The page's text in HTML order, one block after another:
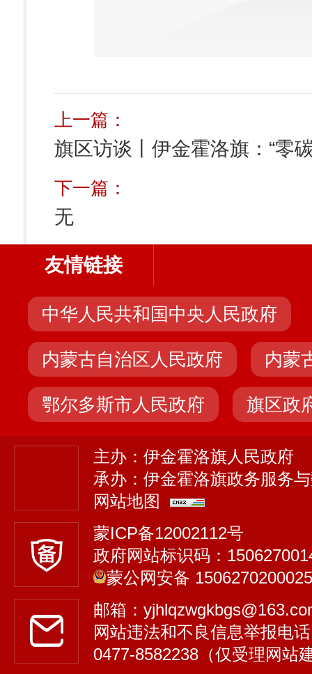
上一篇：
旗区访谈丨伊金霍洛旗：“零
下一篇：
无
友情链接
中华人民共和国中央人民政府
内蒙古自治区人民政府 内蒙
鄂尔多斯市人民政府 旗区政
主办：伊金霍洛旗人民政府
承办：伊金霍洛旗政务服务
网站地图
蒙ICP备12002112号
政府网站标识码：
蒙公网安备
邮箱：
网站违法和不良信息举报电
0477-8582238（仅受理网站